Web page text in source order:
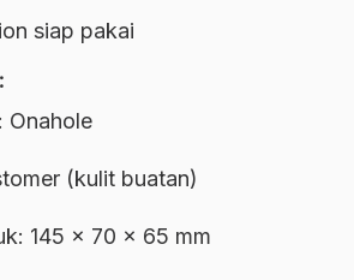
siap pakai
Onahole
(kulit buatan)
145 × 70 × 65 mm